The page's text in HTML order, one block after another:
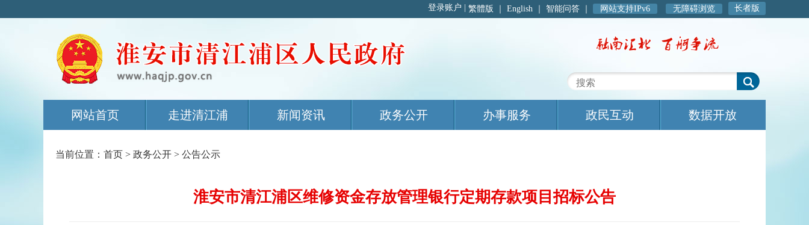
繁體版 English 智能问答 网站支持IPv6 无障碍浏览 长者版
网站首页 走进清江浦 新闻资讯 政务公开 办事服务 政民互动 数据开放
当前位置： 首页 > 政务公开 > 公告公示
淮安市清江浦区维修资金存放管理银行定期存款项目招标公告